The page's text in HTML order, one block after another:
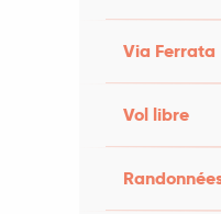
Via Ferrata
Vol libre
points de vue
aperçu des
Ségala, sauvage
qui fleure déjà